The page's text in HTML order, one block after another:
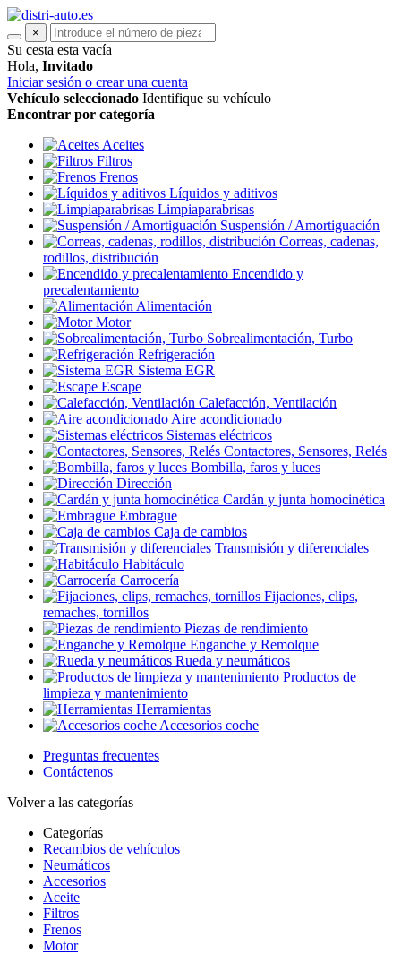
×
Su cesta esta vacía
Hola, Invitado
Iniciar sesión o crear una cuenta
Vehículo seleccionado Identifique su vehículo
Encontrar por categoría
Aceites
Filtros
Frenos
Líquidos y aditivos
Limpiaparabrisas
Suspensión / Amortiguación
Correas, cadenas,
rodillos, distribución
Encendido y
precalentamiento
Alimentación
Motor
Sobrealimentación, Turbo
Refrigeración
Sistema EGR
Escape
Calefacción, Ventilación
Aire acondicionado
Sistemas eléctricos
Contactores, Sensores, Relés
Bombilla, faros y luces
Dirección
Cardán y junta homocinética
Embrague
Caja de cambios
Transmisión y diferenciales
Habitáculo
Carrocería
Fijaciones, clips,
remaches, tornillos
Piezas de rendimiento
Enganche y Remolque
Rueda y neumáticos
Productos de
limpieza y mantenimiento
Herramientas
Accesorios coche
Preguntas frecuentes
Contáctenos
Volver a las categorías
Categorías
Recambios de vehículos
Neumáticos
Accesorios
Aceite
Filtros
Frenos
Motor